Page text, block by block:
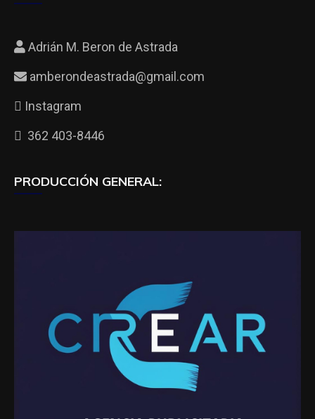
Adrián M. Beron de Astrada
amberondeastrada@gmail.com
Instagram
362 403-8446
PRODUCCIÓN GENERAL: